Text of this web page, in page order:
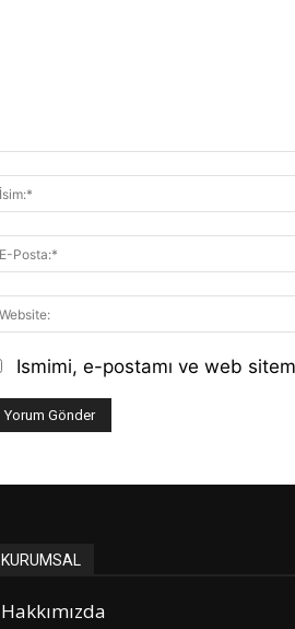
Ismimi, e-postamı ve web
KURUMSAL
Hakkımızda